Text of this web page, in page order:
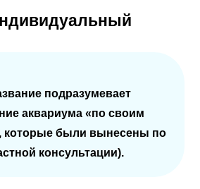
подразумевает
аквариума «по своим
которые были вынесены по
консультации).